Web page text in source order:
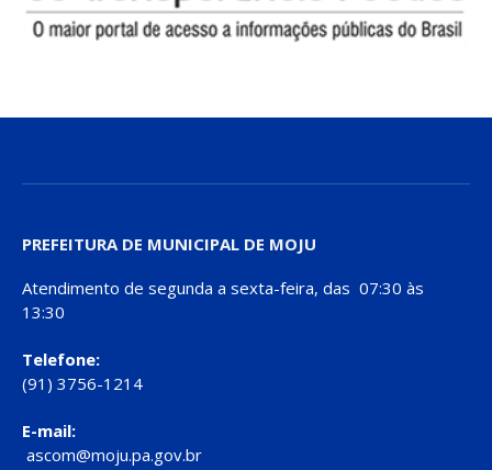
PREFEITURA DE MUNICIPAL DE MOJU
Atendimento de segunda a sexta-feira, das 07:30 às
13:30
Telefone:
(91) 3756-1214
E-mail:
ascom@moju.pa.gov.br